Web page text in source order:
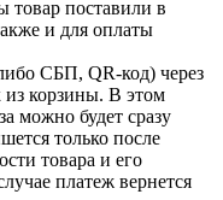
товар поставили в
и для оплаты
СБП, QR-код) через
корзины. В этом
можно будет сразу
только после
товара и его
платеж вернется